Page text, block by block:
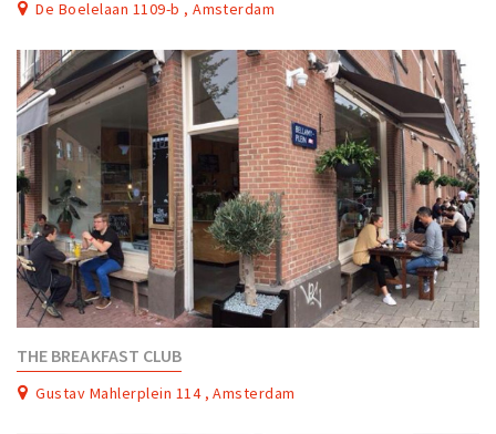
De Boelelaan 1109-b , Amsterdam
THE BREAKFAST CLUB
Gustav Mahlerplein 114 , Amsterdam